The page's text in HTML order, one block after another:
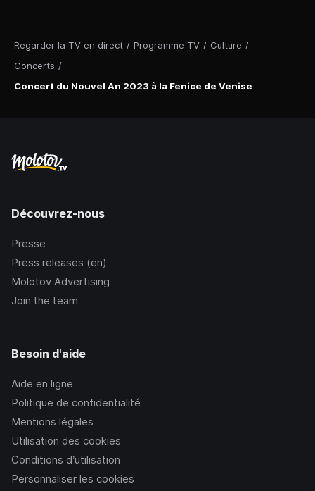
Regarder la TV en direct / Programme TV / Culture /
Concerts /
Concert du Nouvel An 2023 à la Fenice de Venise
Découvrez-nous
Presse
Press releases (en)
Molotov Advertising
Join the team
Besoin d'aide
Aide en ligne
Politique de confidentialité
Mentions légales
Utilisation des cookies
Conditions d’utilisation
Personnaliser les cookies